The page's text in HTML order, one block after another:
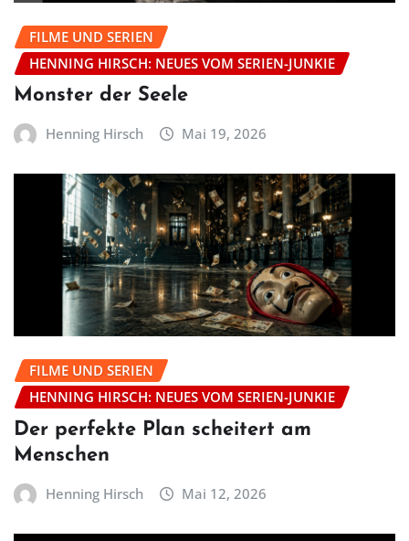
FILME UND SERIEN
HENNING HIRSCH: NEUES VOM SERIEN-JUNKIE
Monster der Seele
Henning Hirsch Mai 19, 2026
FILME UND SERIEN
HENNING HIRSCH: NEUES VOM SERIEN-JUNKIE
Der perfekte Plan scheitert am
Menschen
Henning Hirsch Mai 12, 2026